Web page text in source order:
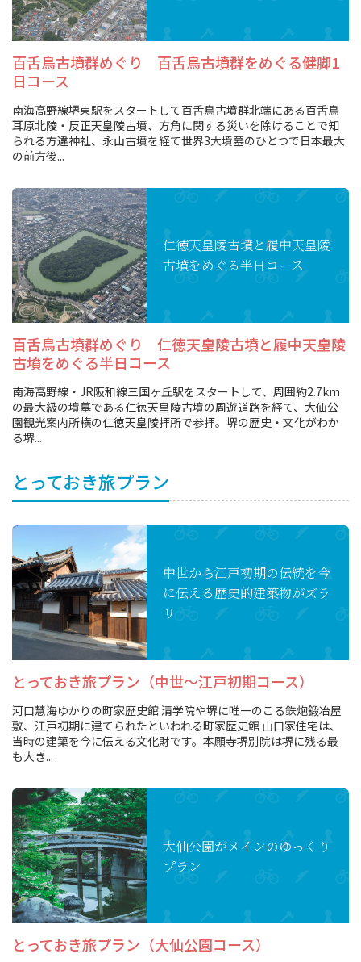
百舌鳥古墳群めぐり 百舌鳥古墳群をめぐる健脚1
日コース
南海高野線堺東駅をスタートして百舌鳥古墳群北端にある百舌鳥
耳原北陵・反正天皇陵古墳、方角に関する災いを除けることで知
られる方違神社、永山古墳を経て世界3大墳墓のひとつで日本最大
の前方後...
仁徳天皇陵古墳と履中天皇陵
古墳をめぐる半日コース
百舌鳥古墳群めぐり 仁徳天皇陵古墳と履中天皇陵
古墳をめぐる半日コース
南海高野線・JR阪和線三国ヶ丘駅をスタートして、周囲約2.7km
の最大級の墳墓である仁徳天皇陵古墳の周遊道路を経て、大仙公
園観光案内所横の仁徳天皇陵拝所で参拝。堺の歴史・文化がわか
る堺...
とっておき旅プラン
中世から江戸初期の伝統を今
に伝える歴史的建築物がズラ
リ
とっておき旅プラン（中世～江戸初期コース）
河口慧海ゆかりの町家歴史館 清学院や堺に唯一のこる鉄炮鍛冶屋
敷、江戸初期に建てられたといわれる町家歴史館 山口家住宅は、
当時の建築を今に伝える文化財です。本願寺堺別院は堺に残る最
も大き...
大仙公園がメインのゆっくり
プラン
とっておき旅プラン（大仙公園コース）